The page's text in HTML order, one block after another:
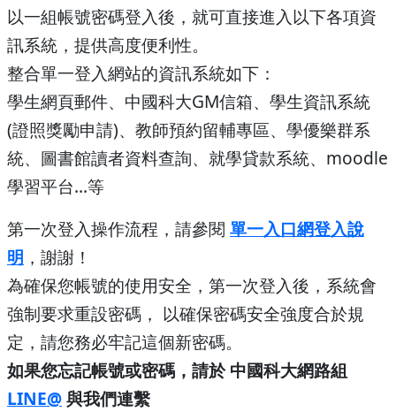
以一組帳號密碼登入後，就可直接進入以下各項資
訊系統，提供高度便利性。
整合單一登入網站的資訊系統如下：
學生網頁郵件、中國科大GM信箱、學生資訊系統
(證照獎勵申請)、教師預約留輔專區、學優樂群系
統、圖書館讀者資料查詢、就學貸款系統、moodle
學習平台...等
第一次登入操作流程，請參閱 單一入口網登入說
明 ，謝謝！
為確保您帳號的使用安全，第一次登入後，系統會
強制要求重設密碼， 以確保密碼安全強度合於規
定，請您務必牢記這個新密碼。
如果您忘記帳號或密碼，請於 中國科大網路組
LINE@與我們連繫